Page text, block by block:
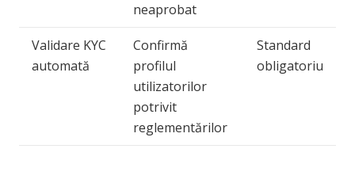
neaprobat
Validare KYC
automată
Confirmă
profilul
utilizatorilor
potrivit
reglementărilor
Standard
obligatoriu